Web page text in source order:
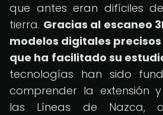
que antes eran difíciles
tierra. Gracias al escaneo
modelos digitales
que ha facilitado su
tecnologías han sido
comprender la extensión
las Líneas de Nazca,